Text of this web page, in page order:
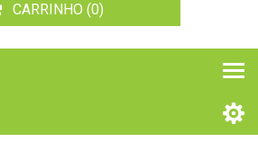
CARRINHO (0)